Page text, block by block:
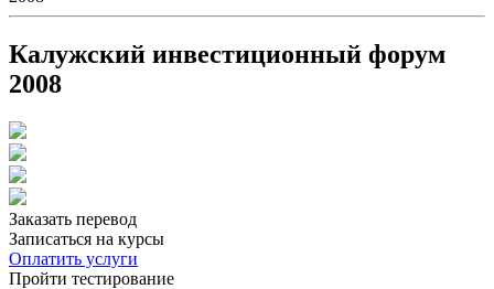
Калужский инвестиционный форум
2008
Заказать перевод
Записаться на курсы
Оплатить услуги
Пройти тестирование